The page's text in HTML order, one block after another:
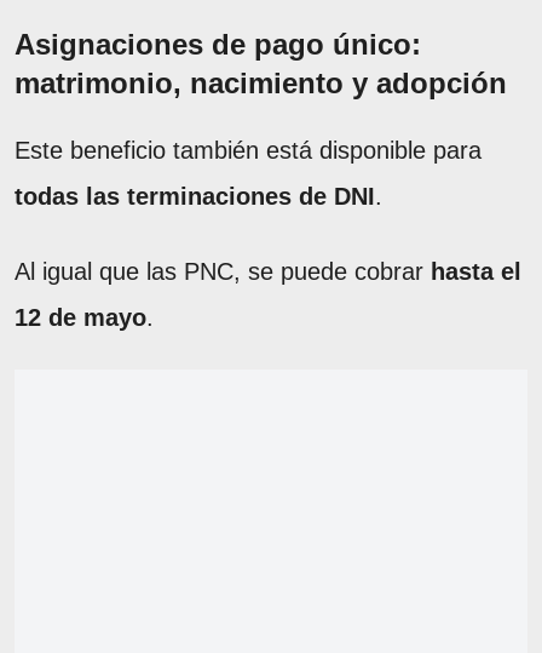
Asignaciones de pago único:
matrimonio, nacimiento y adopción
Este beneficio también está disponible para
todas las terminaciones de DNI.
Al igual que las PNC, se puede cobrar hasta el
12 de mayo.